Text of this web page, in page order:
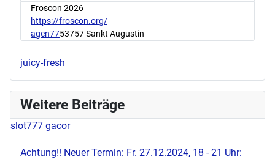
Froscon 2026
https://froscon.org/
agen7753757 Sankt Augustin
juicy-fresh
Weitere Beiträge
slot777 gacor
Achtung!! Neuer Termin: Fr. 27.12.2024, 18 - 21 Uhr: